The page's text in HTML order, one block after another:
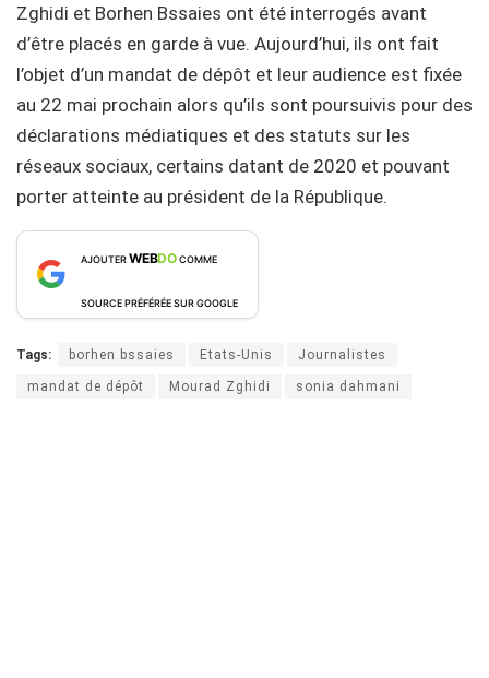
Zghidi et Borhen Bssaies ont été interrogés avant
d’être placés en garde à vue. Aujourd’hui, ils ont fait
l’objet d’un mandat de dépôt et leur audience est fixée
au 22 mai prochain alors qu’ils sont poursuivis pour des
déclarations médiatiques et des statuts sur les
réseaux sociaux, certains datant de 2020 et pouvant
porter atteinte au président de la République.
AJOUTERWEBDOCOMME
SOURCE PRÉFÉRÉE SUR GOOGLE
Tags: borhen bssaies Etats-Unis Journalistes
mandat de dépôt Mourad Zghidi sonia dahmani